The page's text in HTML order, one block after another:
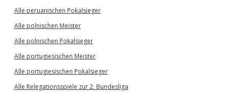
Alle peruanischen Pokalsieger
Alle polnischen Meister
Alle polnischen Pokalsieger
Alle portugiesischen Meister
Alle portugiesischen Pokalsieger
Alle Relegationsspiele zur 2. Bundesliga